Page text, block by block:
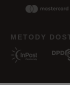
METODY